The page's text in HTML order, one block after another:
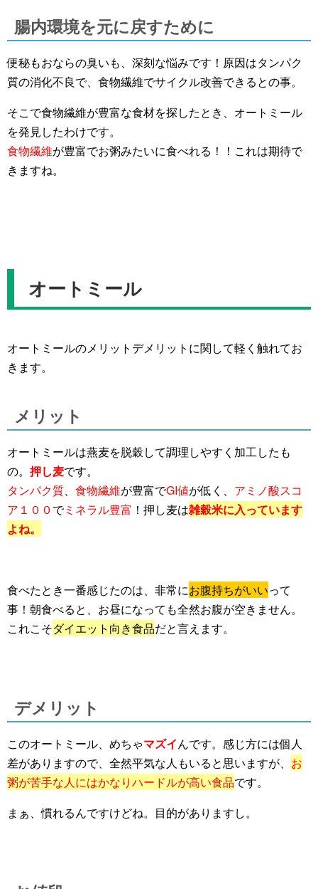
腸内環境を元に戻すために
便秘もおならの臭いも、深刻な悩みです！原因はタンパク
質の消化不良で、食物繊維でサイクル改善できるとの事。
そこで食物繊維が豊富な食材を探したとき、オートミール
を発見したわけです。
食物繊維が豊富でお粥みたいに食べれる！！これは期待で
きますね。
オートミール
オートミールのメリットデメリットに関して軽く触れてお
きます。
メリット
オートミールは燕麦を脱穀して調理しやすく加工したも
の。 押し麦です。
タンパク質、 食物繊維が豊富でGI値が低く、 アミノ酸スコ
ア１００でミネラル豊富 ！押し麦は雑穀米に入っています
よね。
食べたとき一番感じたのは、非常にお腹持ちがいいって
事！朝食べると、お昼になっても全然お腹が空きません。
これこそダイエット向き食品だと言えます。
デメリット
このオートミール、めちゃマズイんです。感じ方には個人
差がありますので、全然平気な人もいると思いますが、 お
粥が苦手な人にはかなりハードルが高い食品です。
まぁ、慣れるんですけどね。目的がありますし。